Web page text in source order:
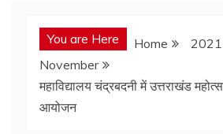
You are Here Home
2021
November
महाविद्यालय चंद्रबदनी में उत्तराखंड
आयोजन